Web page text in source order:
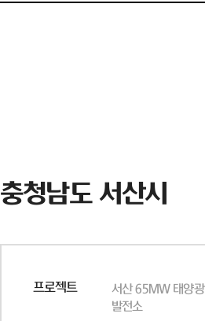
충청남도 서산시
프로젝트
서산 65MW 태양광
발전소